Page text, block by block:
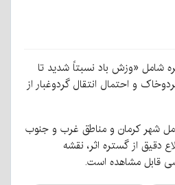
شامل «وزش باد نسبتاً شدید تا
و احتمال انتقال گردوغبار از
شهر کرمان و مناطق غرب و جنوب
دقیق از گستره اثر، نقشه
قابل مشاهده است.